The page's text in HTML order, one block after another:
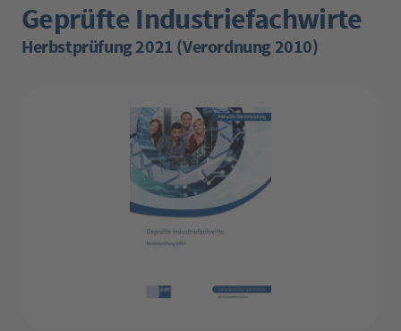
Geprüfte Industriefachwirte
Herbstprüfung 2021 (Verordnung 2010)